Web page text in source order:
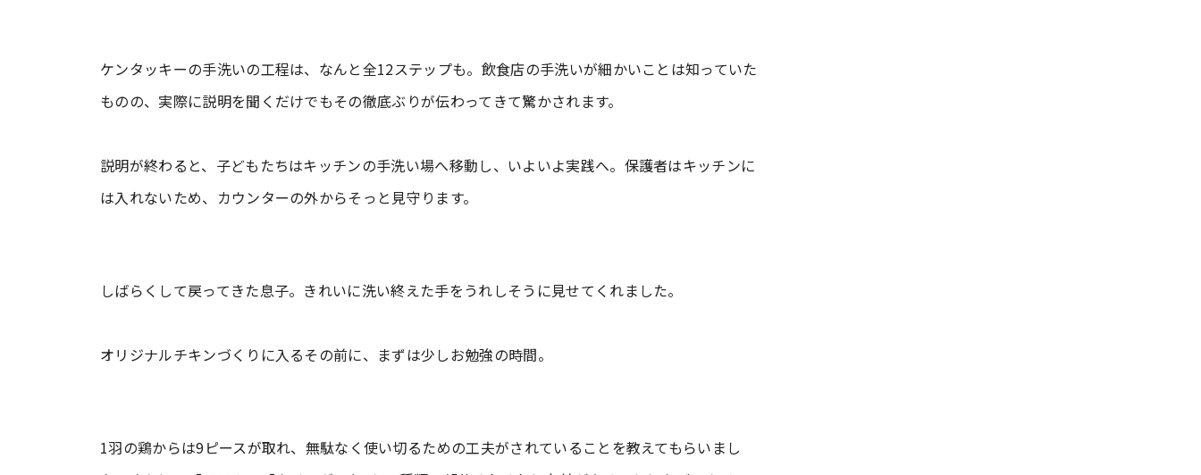
ケンタッキーの手洗いの工程は、なんと全12ステップも。飲食店の手洗いが細かいことは知っていた
ものの、実際に説明を聞くだけでもその徹底ぶりが伝わってきて驚かされます。
説明が終わると、子どもたちはキッチンの手洗い場へ移動し、いよいよ実践へ。保護者はキッチンに
は入れないため、カウンターの外からそっと見守ります。
しばらくして戻ってきた息子。きれいに洗い終えた手をうれしそうに見せてくれました。
オリジナルチキンづくりに入るその前に、まずは少しお勉強の時間。
1羽の鶏からは9ピースが取れ、無駄なく使い切るための工夫がされていることを教えてもらいまし